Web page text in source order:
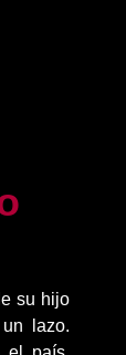
su hijo
lazo.